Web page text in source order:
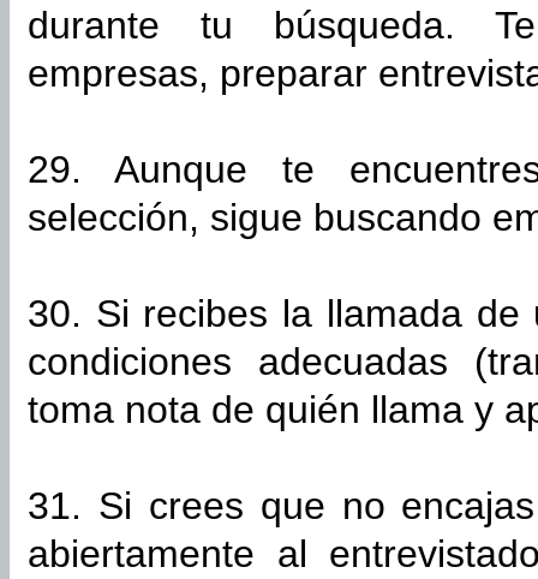
durante tu búsqueda.
empresas, preparar
29. Aunque te
selección, sigue buscando
30. Si recibes la llamada
condiciones adecuadas
toma nota de quién llama y
31. Si crees que no
abiertamente al